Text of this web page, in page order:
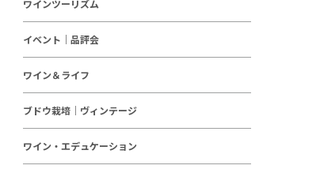
ワインツーリズム
イベント｜品評会
ワイン＆ライフ
ブドウ栽培｜ヴィンテージ
ワイン・エデュケーション